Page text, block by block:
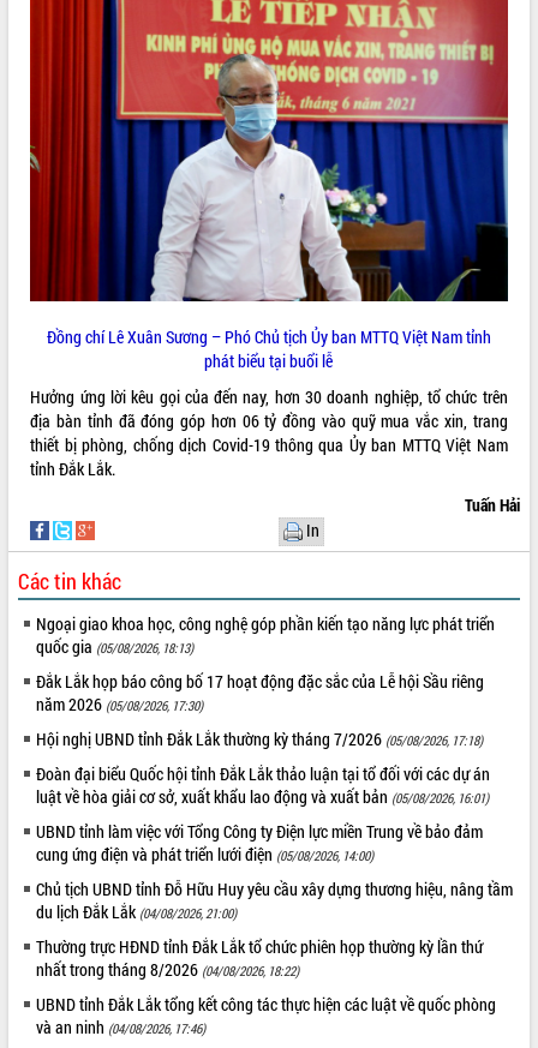
Trình diễn nghệ thuật chế biến các
Đắk Lắk công bố Quy hoạch và xúc
Ngành cá ngừ Đắk Lắk chủ động thích
ứng để giữ vững thị trường xuất khẩu
Diễn đàn Kinh tế tư nhân Việt Nam đột
phá cơ chế - Hợp tác công tư
Đề án 06 tạo bước ngoặt đột phá trong
cải cách hành chính tỉnh Đắk Lắk
Kết nối tour, đẩy mạnh chuyển đổi số
Khởi động Dự án Đầu tư xây dựng hạ
tầng kỹ thuật Cụm công nghiệp Tân
Tiến
Gặp mặt các cơ quan báo chí nhân Kỷ
niệm 101 năm Ngày Báo chí Cách
mạng Việt Nam
hiện Đề án 06 của Chính phủ
Họp báo thông tin về Hội nghị Công bố
Quy hoạch và Xúc tiến đầu tư tỉnh Đắk
Lắk
Khơi thông điểm nghẽn, đẩy nhanh
giải ngân vốn khắc phục thiên tai
HĐND tỉnh thông qua điều chỉnh Quy
hoạch tỉnh thời kỳ 2021-2030
Hội thảo góp ý hồ sơ điều chỉnh quy
hoạch tỉnh Đắk Lắk thời kỳ 2021-2030,
tầm nhìn đến năm 2050
doanh nghiệp nhà nước
Hội nghị triển khai kết nối mạng
truyền số liệu chuyên dùng phục vụ cơ
quan Đảng, Nhà nước
Lễ phát động chuỗi hoạt động chung
tay làm sạch môi trường
Xã Ea Kar bước chuyển mình trong
công tác cải cách hành chính mô hình
14386
Tất cả:
Đồng chí Lê Xuân Sương – Phó Chủ tịch Ủy ban MTTQ Việt Nam tỉnh
phát biểu tại buổi lễ
Hưởng ứng lời kêu gọi của đến nay, hơn 30 doanh nghiệp, tổ chức trên
địa bàn tỉnh đã đóng góp hơn 06 tỷ đồng vào quỹ mua vắc xin, trang
thiết bị phòng, chống dịch Covid-19 thông qua Ủy ban MTTQ Việt Nam
tỉnh Đắk Lắk.
Tuấn Hải
In
Các tin khác
Ngoại giao khoa học, công nghệ góp phần kiến tạo năng lực phát triển
quốc gia (05/08/2026, 18:13)
Đắk Lắk họp báo công bố 17 hoạt động đặc sắc của Lễ hội Sầu riêng
năm 2026 (05/08/2026, 17:30)
Hội nghị UBND tỉnh Đắk Lắk thường kỳ tháng 7/2026 (05/08/2026, 17:18)
Đoàn đại biểu Quốc hội tỉnh Đắk Lắk thảo luận tại tổ đối với các dự án
luật về hòa giải cơ sở, xuất khẩu lao động và xuất bản (05/08/2026, 16:01)
UBND tỉnh làm việc với Tổng Công ty Điện lực miền Trung về bảo đảm
cung ứng điện và phát triển lưới điện (05/08/2026, 14:00)
Chủ tịch UBND tỉnh Đỗ Hữu Huy yêu cầu xây dựng thương hiệu, nâng tầm
du lịch Đắk Lắk (04/08/2026, 21:00)
Thường trực HĐND tỉnh Đắk Lắk tổ chức phiên họp thường kỳ lần thứ
nhất trong tháng 8/2026 (04/08/2026, 18:22)
UBND tỉnh Đắk Lắk tổng kết công tác thực hiện các luật về quốc phòng
và an ninh (04/08/2026, 17:46)